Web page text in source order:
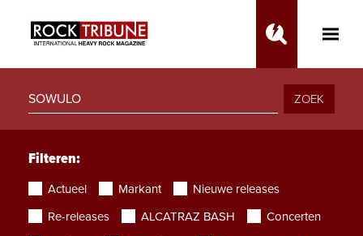
Toggle
ZOEK
Filteren:
Actueel Markant
Nieuwe releases
Re-releases
ALCATRAZ BASH
Concerten